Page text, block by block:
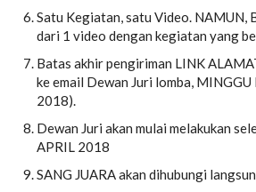
Satu Kegiatan, satu Video. NAMUN,
dari 1 video dengan kegiatan yang
Batas akhir pengiriman LINK
ke email Dewan Juri lomba,
2018).
Dewan Juri akan mulai melakukan
APRIL 2018
SANG JUARA akan dihubungi